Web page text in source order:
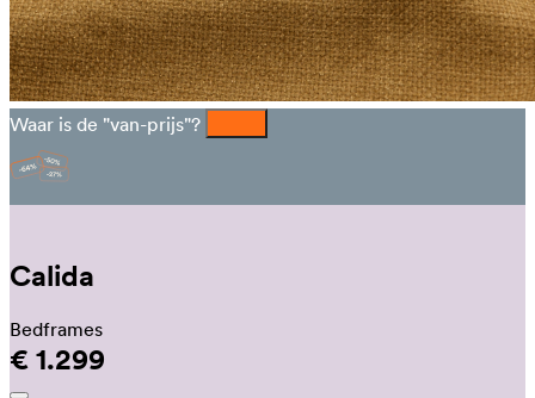
Waar is de "van-prijs"?
Calida
Bedframes
€ 1.299